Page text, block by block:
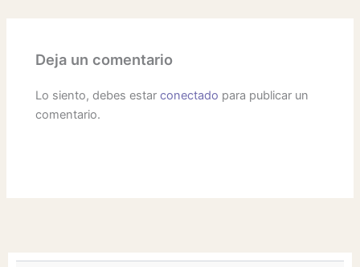
Deja un comentario
Lo siento, debes estarconectado para publicar un
comentario.